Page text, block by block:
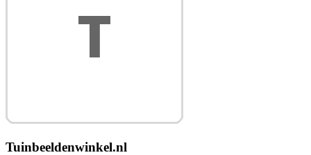
Tuinbeeldenwinkel.nl